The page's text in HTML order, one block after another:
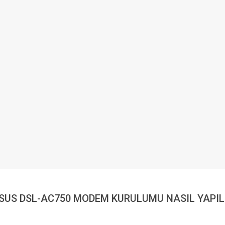
DSL-AC750 MODEM KURULUMU NASIL